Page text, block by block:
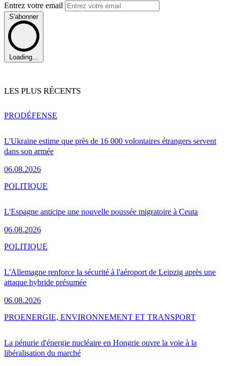
Entrez votre email
S'abonner
Loading...
LES PLUS RÉCENTS
L'Ukraine estime que près de 16 000 volontaires étrangers servent
dans son armée
06.08.2026
PRODÉFENSE
L'Espagne anticipe une nouvelle poussée migratoire à Ceuta
06.08.2026
POLITIQUE
L'Allemagne renforce la sécurité à l'aéroport de Leipzig après une
attaque hybride présumée
06.08.2026
POLITIQUE
La pénurie d'énergie nucléaire en Hongrie ouvre la voie à la
libéralisation du marché
PROENERGIE, ENVIRONNEMENT ET TRANSPORT